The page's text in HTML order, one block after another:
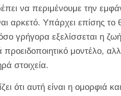
να περιμένουμε την
αρκετό. Υπάρχει επίσης
γρήγορα εξελίσσεται η
μοντέλο,
στοιχεία.
ότι αυτή είναι η ομορφιά